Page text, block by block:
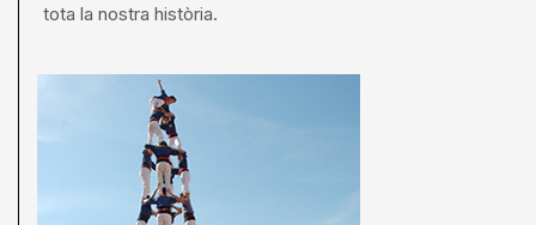
tota la nostra història.